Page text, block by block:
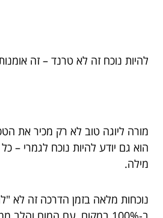
להיות נוכח זה לא טרנד – זה
מורה ליוגה טוב לא רק מכיר את
הוא גם יודע להיות נוכח לגמרי –
מילה.
נוכחות מלאה בזמן הדרכה זה לא